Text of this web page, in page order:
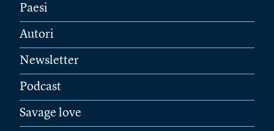
Paesi
Autori
Newsletter
Podcast
Savage love